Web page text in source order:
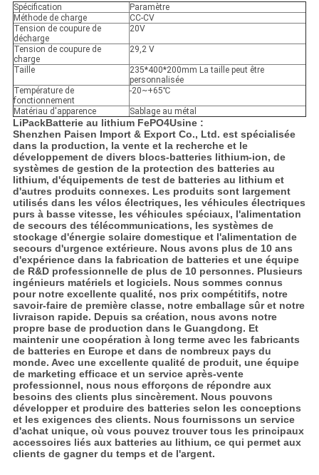
Spécification
Paramètre
Méthode de charge
CC-CV
Tension de coupure de
décharge
20V
Tension de coupure de
charge
29,2 V
Taille
235*400*200mm La taille peut être
personnalisée
Température de
fonctionnement
-20~+65℃
Matériau d'apparence Sablage au métal
LiPackBatterie au lithium FePO4Usine :
Shenzhen Paisen Import & Export Co., Ltd. est spécialisée
dans la production, la vente et la recherche et le
développement de divers blocs-batteries lithium-ion, de
systèmes de gestion de la protection des batteries au
lithium, d'équipements de test de batteries au lithium et
d'autres produits connexes. Les produits sont largement
utilisés dans les vélos électriques, les véhicules électriques
purs à basse vitesse, les véhicules spéciaux, l'alimentation
de secours des télécommunications, les systèmes de
stockage d'énergie solaire domestique et l'alimentation de
secours d'urgence extérieure. Nous avons plus de 10 ans
d'expérience dans la fabrication de batteries et une équipe
de R&D professionnelle de plus de 10 personnes. Plusieurs
ingénieurs matériels et logiciels. Nous sommes connus
pour notre excellente qualité, nos prix compétitifs, notre
savoir-faire de première classe, notre emballage sûr et notre
livraison rapide. Depuis sa création, nous avons notre
propre base de production dans le Guangdong. Et
maintenir une coopération à long terme avec les fabricants
de batteries en Europe et dans de nombreux pays du
monde. Avec une excellente qualité de produit, une équipe
de marketing efficace et un service après-vente
professionnel, nous nous efforçons de répondre aux
besoins des clients plus sincèrement. Nous pouvons
développer et produire des batteries selon les conceptions
et les exigences des clients. Nous fournissons un service
d'achat unique, où vous pouvez trouver tous les principaux
accessoires liés aux batteries au lithium, ce qui permet aux
clients de gagner du temps et de l'argent.